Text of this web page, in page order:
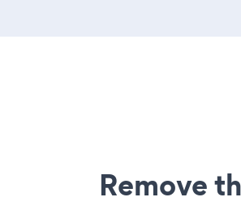
Remove